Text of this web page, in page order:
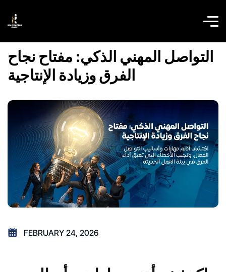
التواصل المهني الذكي: مفتاح نجاح
الفرق وزيادة الإنتاجية
FEBRUARY 24, 2026